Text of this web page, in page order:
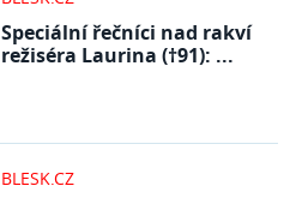
Speciální řečníci nad rakví
režiséra Laurina (†91): ...
BLESK.CZ